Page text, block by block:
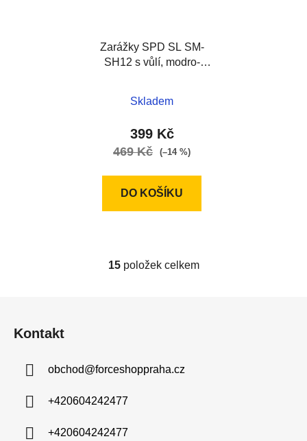
Zarážky SPD SL SM-
SH12 s vůlí, modro-
Skladem
399 Kč
469 Kč (–14 %)
DO KOŠÍKU
O
c
í
15položek celkem
Kontakt
obchod@forceshoppraha.cz
+420604242477
+420604242477